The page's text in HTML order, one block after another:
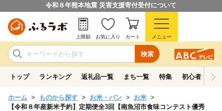
令和８年熊本地震 災害支援寄付受付について
検索
上限額 お気に入り カート メニュー
トップ ランキング 返礼品一覧 まち一覧 特集 初心者ガイド
ホーム ものから探す お米・パン
お米
【令和８年産新米予約】定期便全3回【南魚沼市食味コンテスト優秀